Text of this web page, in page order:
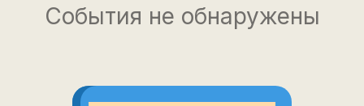
События не обнаружены